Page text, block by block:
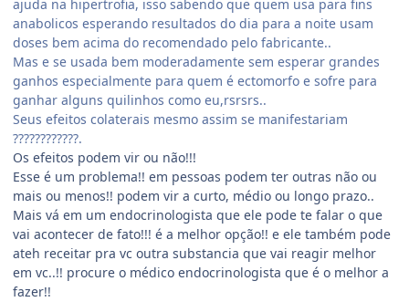
ajuda na hipertrofia, isso sabendo que quem usa para fins
anabolicos esperando resultados do dia para a noite usam
doses bem acima do recomendado pelo fabricante..
Mas e se usada bem moderadamente sem esperar grandes
ganhos especialmente para quem é ectomorfo e sofre para
ganhar alguns quilinhos como eu,rsrsrs..
Seus efeitos colaterais mesmo assim se manifestariam
????????????.
Os efeitos podem vir ou não!!!
Esse é um problema!! em pessoas podem ter outras não ou
mais ou menos!! podem vir a curto, médio ou longo prazo..
Mais vá em um endocrinologista que ele pode te falar o que
vai acontecer de fato!!! é a melhor opção!! e ele também pode
ateh receitar pra vc outra substancia que vai reagir melhor
em vc..!! procure o médico endocrinologista que é o melhor a
fazer!!